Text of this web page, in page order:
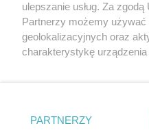
4:3
Fromm
szczeście z
Tomasz
przyjęciu
ulepszanie usług. Za
Partnerzy możemy używać
geolokalizacyjnych oraz
charakterystykę
zmienić/wycofać klikając
znajdujący się w lewym
PARTNERZY